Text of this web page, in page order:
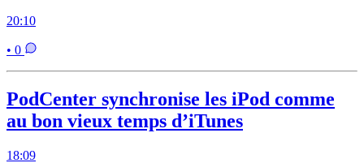
20:10
• 0
PodCenter synchronise les iPod comme
au bon vieux temps d’iTunes
18:09